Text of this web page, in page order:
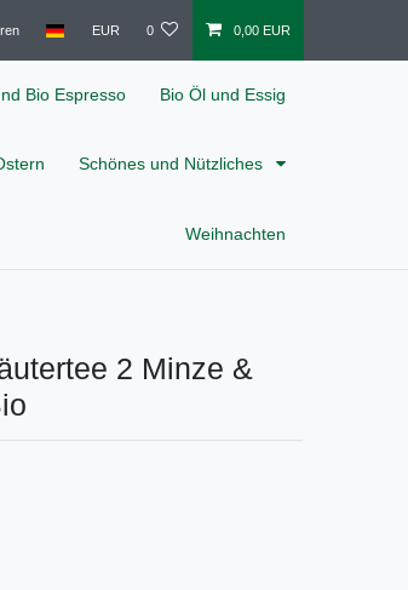
EUR 0 0,00 EUR
Bio Espresso Bio Öl und Essig
Schönes und Nützliches
Weihnachten
2 Minze &